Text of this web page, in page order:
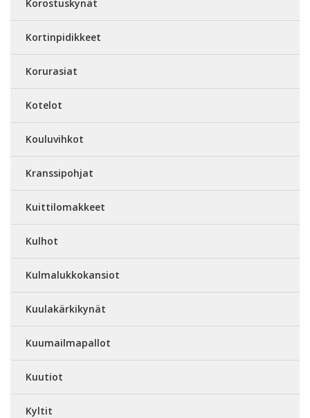
Korostuskynät
Kortinpidikkeet
Korurasiat
Kotelot
Kouluvihkot
Kranssipohjat
Kuittilomakkeet
Kulhot
Kulmalukkokansiot
Kuulakärkikynät
Kuumailmapallot
Kuutiot
Kyltit